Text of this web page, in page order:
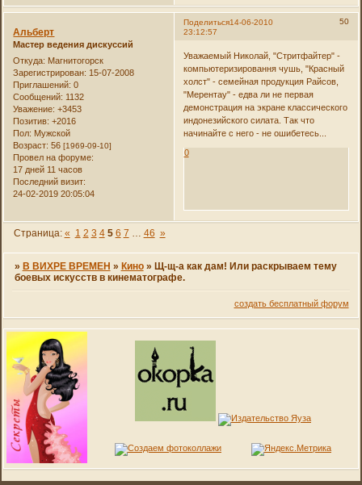
Поделиться 50
14-06-2010
23:12:57
Альберт
Мастер ведения дискуссий
Откуда: Магнитогорск
Зарегистрирован: 15-07-2008
Приглашений: 0
Сообщений: 1132
Уважение: +3453
Позитив: +2016
Пол: Мужской
Возраст: 56[1969-09-10]
Провел на форуме:
17 дней 11 часов
Последний визит:
24-02-2019 20:05:04
Уважаемый Николай, "Стритфайтер" -
компьютеризировання чушь, "Красный
холст" - семейная продукция Райсов,
"Мерентау" - едва ли не первая
демонстрация на экране классического
индонезийского силата. Так что
начинайте с него - не ошибетесь...
0
Страница: « 1 2 3 4 5 6 7 46 »
» В ВИХРЕ ВРЕМЕН » Кино » Щ-щ-а как дам! Или раскрываем тему
боевых искусств в кинематографе.
создать бесплатный форум